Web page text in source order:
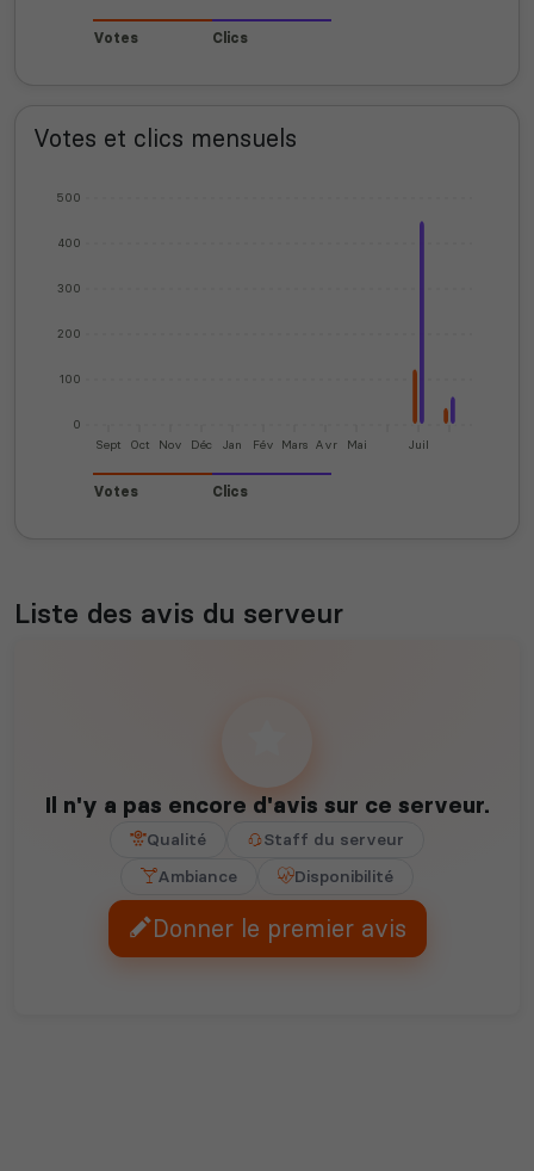
Votes Clics
Votes et clics mensuels
0
100
200
300
400
500
Sept Oct Nov Déc Jan Fév Mars Avr Mai Juil
Votes Clics
Liste des avis du serveur
Il n'y a pas encore d'avis sur ce serveur.
Qualité
Staff du serveur
Ambiance
Disponibilité
Donner le premier avis